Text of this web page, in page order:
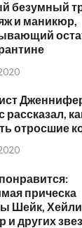
безумный
и маникюр,
рассказал,
отросшие
прическа
Шейк, Хейли
и других